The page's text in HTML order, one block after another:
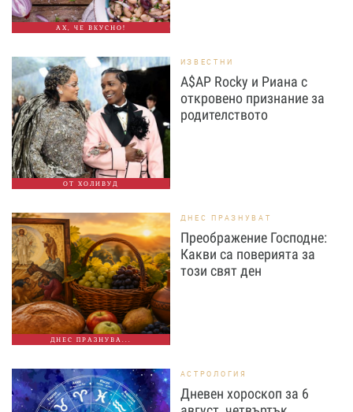
АХ, ЧЕ ВКУСНО!
ОТ ХОЛИВУД
ИЗВЕСТНИ
A$AP Rocky и Риана с
откровено признание за
родителството
ДНЕС ПРАЗНУВА...
ДНЕС ПРАЗНУВАТ
Преображение Господне:
Какви са поверията за
този свят ден
АСТРОЛОГИЯ
Дневен хороскоп за 6